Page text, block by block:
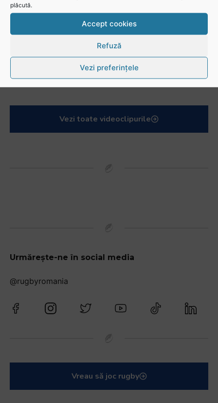
plăcută.
Accept cookies
Refuză
Vezi preferințele
Mohamed Salhi, vicecampion național juniori I: Rugby-ul te învață să accepți și înfrângerile
Vezi toate videoclipurile
Urmărește-ne în social media
@rugbyromania
Vreau să joc rugby